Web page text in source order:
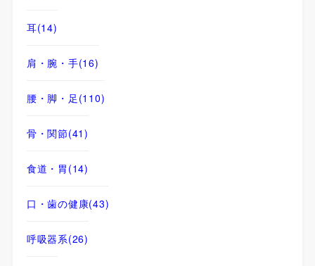
耳(14)
肩・腕・手(16)
腰・脚・足 (110)
骨・関節(41)
食道・胃 (14)
口・歯の健康(43)
呼吸器系(26)